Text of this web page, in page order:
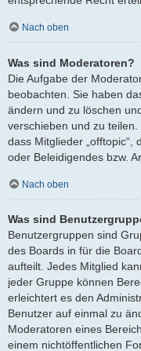
Nach oben
Was sind Moderatoren?
Die Aufgabe der
beobachten. Sie haben
ändern und zu löschen
verschieben und zu
dass Mitglieder „offtopic“,
oder Beleidigendes bzw.
Nach oben
Was sind
Benutzergruppen sind
des Boards in für die
aufteilt. Jedes Mitglied
jeder Gruppe können
erleichtert es den
Benutzer auf einmal zu
Moderatoren eines
einem nichtöffentlichen